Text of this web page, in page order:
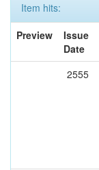
Item hits:
Preview
Issue
Date
2555